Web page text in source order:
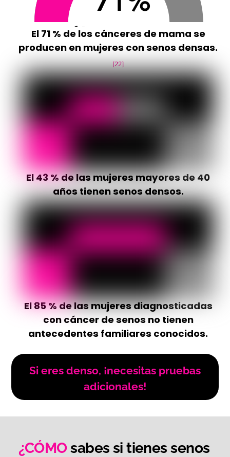
El 71 % de los cánceres de mama se
producen en mujeres con senos densas.
[22]
El 43 % de las mujeres mayores de 40
años tienen senos densos.
El 85 % de las mujeres diagnosticadas
con cáncer de senos no tienen
antecedentes familiares conocidos.
Si eres denso, ¡necesitas pruebas
adicionales!
¿CÓMOsabes si tienes senos